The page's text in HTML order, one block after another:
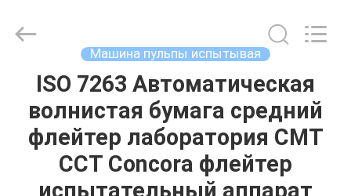
ДОМ
ПРОДУКТЫ
ВИДЕО
Copyright
Reserved.
Машина пульпы испытывая
ISO 7263 Автоматическая
волнистая бумага средний
флейтер лаборатория CMT
CCT Concora флейтер
испытательный аппарат